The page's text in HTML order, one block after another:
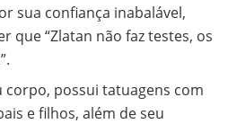
sua confiança inabalável,
que “Zlatan não faz testes, os
corpo, possui tatuagens com
e filhos, além de seu